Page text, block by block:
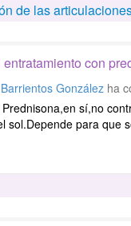
de las
con
González ha
sí,no
sol.Depende para que